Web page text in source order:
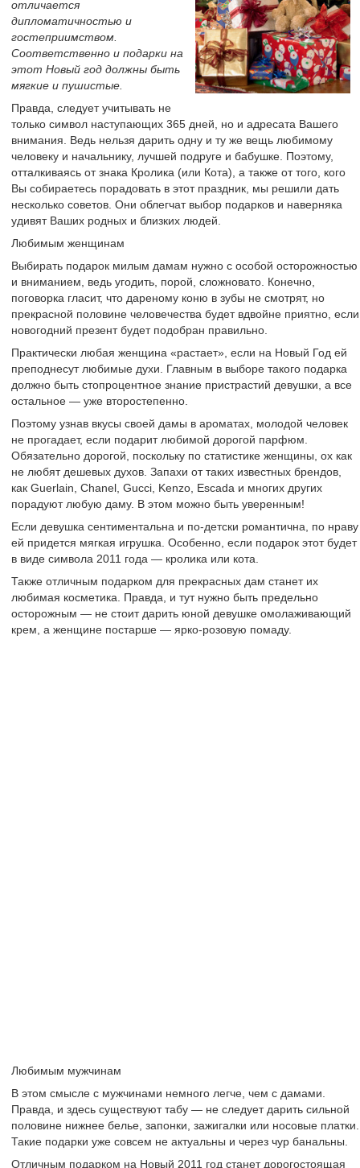
отличается
дипломатичностью и
гостеприимством.
Соответственно и подарки на
этот Новый год должны быть
мягкие и пушистые.
Правда, следует учитывать не
только символ наступающих 365 дней, но и адресата Вашего
внимания. Ведь нельзя дарить одну и ту же вещь любимому
человеку и начальнику, лучшей подруге и бабушке. Поэтому,
отталкиваясь от знака Кролика (или Кота), а также от того, кого
Вы собираетесь порадовать в этот праздник, мы решили дать
несколько советов. Они облегчат выбор подарков и наверняка
удивят Ваших родных и близких людей.
Любимым женщинам
Выбирать подарок милым дамам нужно с особой осторожностью
и вниманием, ведь угодить, порой, сложновато. Конечно,
поговорка гласит, что дареному коню в зубы не смотрят, но
прекрасной половине человечества будет вдвойне приятно, если
новогодний презент будет подобран правильно.
Практически любая женщина «растает», если на Новый Год ей
преподнесут любимые духи. Главным в выборе такого подарка
должно быть стопроцентное знание пристрастий девушки, а все
остальное — уже второстепенно.
Поэтому узнав вкусы своей дамы в ароматах, молодой человек
не прогадает, если подарит любимой дорогой парфюм.
Обязательно дорогой, поскольку по статистике женщины, ох как
не любят дешевых духов. Запахи от таких известных брендов,
как Guerlain, Chanel, Gucci, Kenzo, Escada и многих других
порадуют любую даму. В этом можно быть уверенным!
Если девушка сентиментальна и по-детски романтична, по нраву
ей придется мягкая игрушка. Особенно, если подарок этот будет
в виде символа 2011 года — кролика или кота.
Также отличным подарком для прекрасных дам станет их
любимая косметика. Правда, и тут нужно быть предельно
осторожным — не стоит дарить юной девушке омолаживающий
крем, а женщине постарше — ярко-розовую помаду.
Любимым мужчинам
В этом смысле с мужчинами немного легче, чем с дамами.
Правда, и здесь существуют табу — не следует дарить сильной
половине нижнее белье, запонки, зажигалки или носовые платки.
Такие подарки уже совсем не актуальны и через чур банальны.
Отличным подарком на Новый 2011 год станет дорогостоящая